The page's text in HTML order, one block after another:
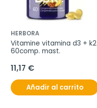
HERBORA
Vitamine vitamina d3 + k2
60comp. mast.
11,17 €
Añadir al carrito